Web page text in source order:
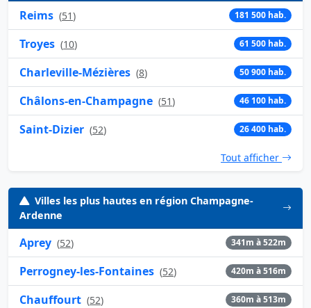
Reims (51) 181 500 hab.
Troyes (10) 61 500 hab.
Charleville-Mézières (8) 50 900 hab.
Châlons-en-Champagne (51) 46 100 hab.
Saint-Dizier (52) 26 400 hab.
Tout afficher
Villes les plus hautes en région Champagne-
Ardenne
Aprey (52) 341m à 522m
Perrogney-les-Fontaines (52) 420m à 516m
Chauffourt (52) 360m à 513m